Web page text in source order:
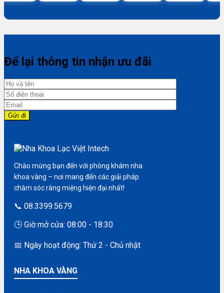
Để lại thông tin nhận ưu đãi
Chào mừng bạn đến với phòng khám nha
khoa vàng – nơi mang đến các giải pháp
chăm sóc răng miệng hiện đại nhất!
📞 08.3399.5679
🕒 Giờ mở cửa: 08:00 - 18:30
📅 Ngày hoạt động: Thứ 2 - Chủ nhật
NHA KHOA VÀNG